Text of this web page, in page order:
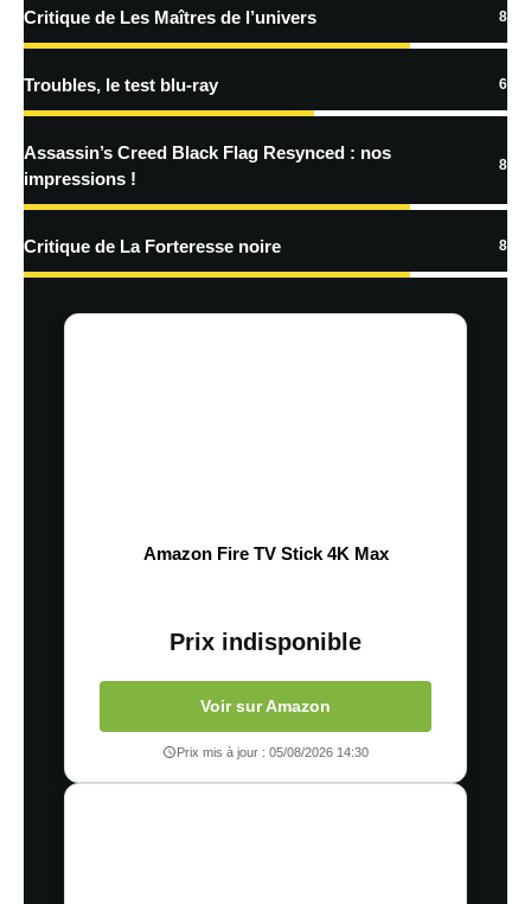
traitées
Critique de Les Maîtres de l’univers 8
Troubles, le test blu-ray 6
Assassin’s Creed Black Flag Resynced : nos
impressions !
8
Critique de La Forteresse noire 8
Amazon Fire TV Stick 4K Max
Prix indisponible
Voir sur Amazon
Prix mis à jour : 05/08/2026 14:30